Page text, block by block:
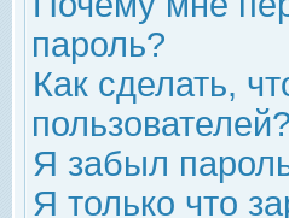
пароль?
Как сделать,
пользователей?
Я забыл
Я только что